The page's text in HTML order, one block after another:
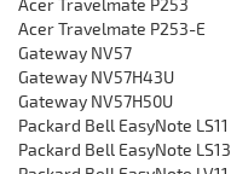
Acer Travelmate P253
Acer Travelmate P253-E
Gateway NV57
Gateway NV57H43U
Gateway NV57H50U
Packard Bell EasyNote LS11
Packard Bell EasyNote LS13